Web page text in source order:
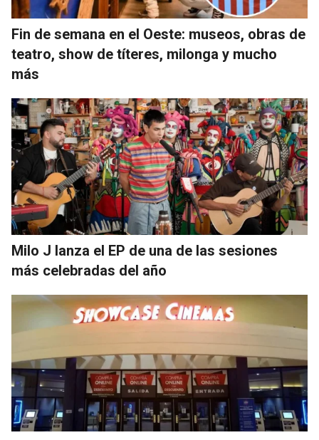
Fin de semana en el Oeste: museos, obras de
teatro, show de títeres, milonga y mucho
más
Milo J lanza el EP de una de las sesiones
más celebradas del año